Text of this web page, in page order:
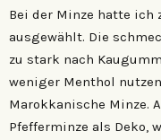
Bei der Minze hatte ich
ausgewählt. Die
zu stark nach
weniger Menthol
Marokkanische Minze.
Pfefferminze als Deko,